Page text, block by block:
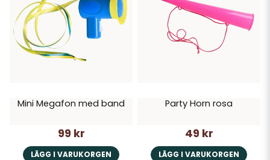
Mini Megafon med band
99 kr
LÄGG I VARUKORGEN
Party Horn rosa
49 kr
LÄGG I VARUKORGEN